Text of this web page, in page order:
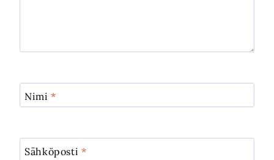
Nimi*
Sähköposti*